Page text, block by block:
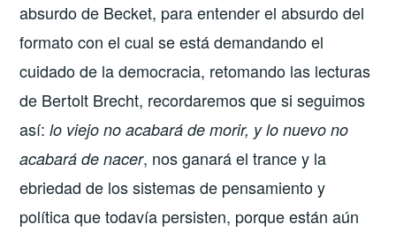
absurdo de Becket, para entender el absurdo del
formato con el cual se está demandando el
cuidado de la democracia, retomando las lecturas
de Bertolt Brecht, recordaremos que si seguimos
así:lo viejo no acabará de morir, y lo nuevo no
acabará de nacer, nos ganará el trance y la
ebriedad de los sistemas de pensamiento y
política que todavía persisten, porque están aún